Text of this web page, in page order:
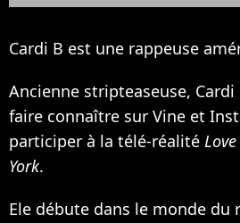
Cardi B est une rappeuse
Ancienne stripteaseuse,
faire connaître sur Vine et
participer à la télé-réalité
York.
Ele débute dans le monde du